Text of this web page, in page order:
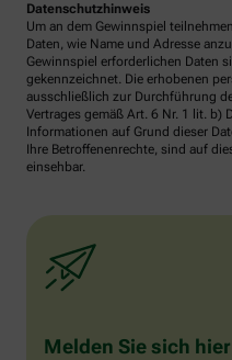
Datenschutzhinweis
Um an dem Gewinnspiel
Daten, wie Name und Adresse
Gewinnspiel erforderlichen Daten
gekennzeichnet. Die erhobenen
ausschließlich zur Durchführung
Vertrages gemäß Art. 6 Nr. 1 lit. b)
Informationen auf Grund dieser
Ihre Betroffenenrechte, sind auf
einsehbar.
Melden Sie sich